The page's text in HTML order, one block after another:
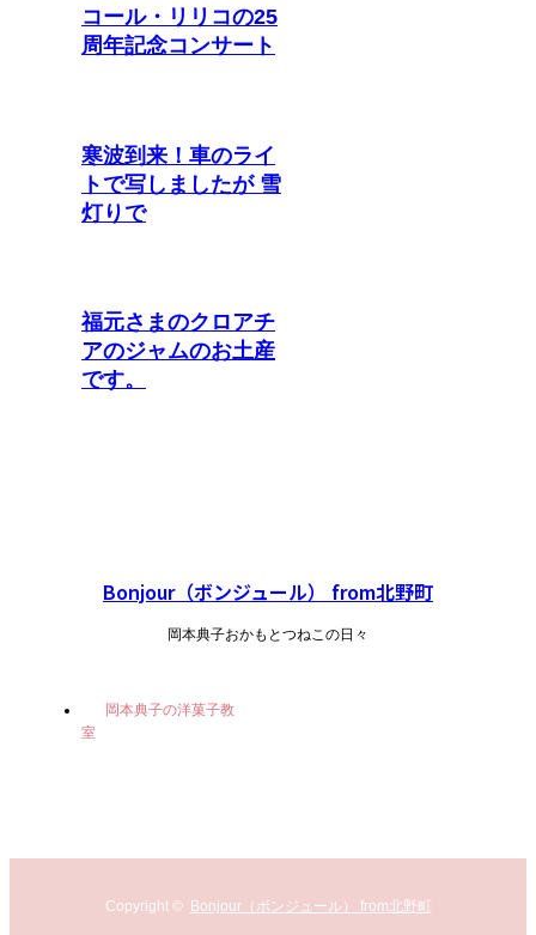
コール・リリコの25
周年記念コンサート
寒波到来！車のライ
トで写しましたが 雪
灯りで
福元さまのクロアチ
アのジャムのお土産
です。
Bonjour（ボンジュール） from北野町
岡本典子おかもとつねこの日々
岡本典子の洋菓子教
室
Copyright © Bonjour（ボンジュール） from北野町